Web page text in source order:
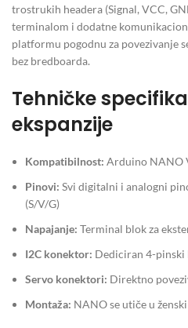
trostrukih headera (Signal, VCC,
terminalom i dodatne
platformu pogodnu za povezivanje
bez bredboarda.
Tehničke
ekspanzije
Kompatibilnost: Arduino NANO
Pinovi: Svi digitalni i analogni
(S/V/G)
Napajanje: Terminal blok za
I2C konektor: Dediciran 4-pinski
Servo konektori: Direktno
Montaža: NANO se utiče u